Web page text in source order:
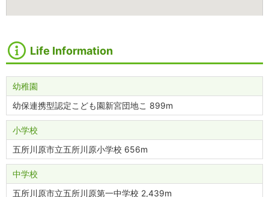
Life Information
幼稚園
幼保連携型認定こども園新宮団地こ 899m
小学校
五所川原市立五所川原小学校 656m
中学校
五所川原市立五所川原第一中学校 2,439m